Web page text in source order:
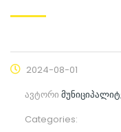
2024-08-01
ავტორი
Categories: